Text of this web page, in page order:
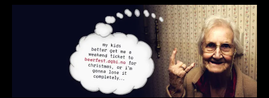
o
n
is
t
BR
til
deg
som
er
sent
ute